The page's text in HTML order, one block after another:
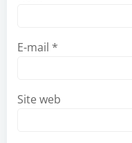
E-mail *
Site web